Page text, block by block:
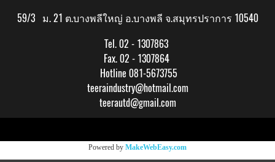
59/3 ม. 21 ต.บางพลีใหญ่ อ.บางพลี จ.สมุทรปราการ 10540
Tel. 02 - 1307863
Fax. 02 - 1307864
Hotline 081-5673755
teeraindustry@hotmail.com
teerautd@gmail.com
Powered by MakeWebEasy.com